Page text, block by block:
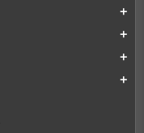
add
add
add
add